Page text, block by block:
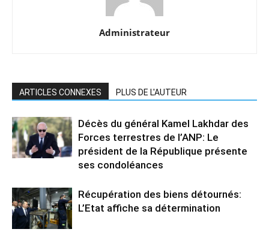
Administrateur
ARTICLES CONNEXES PLUS DE L'AUTEUR
Décès du général Kamel Lakhdar des
Forces terrestres de l’ANP: Le
président de la République présente
ses condoléances
Récupération des biens détournés:
L’Etat affiche sa détermination